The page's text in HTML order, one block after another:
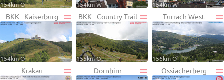
154km O 154km W 154km W
BKK - Kaiserburg
154km O
BKK - Country Trail
155km O
Turrach West
156km O
Krakau Dornbirn Ossiacherberg